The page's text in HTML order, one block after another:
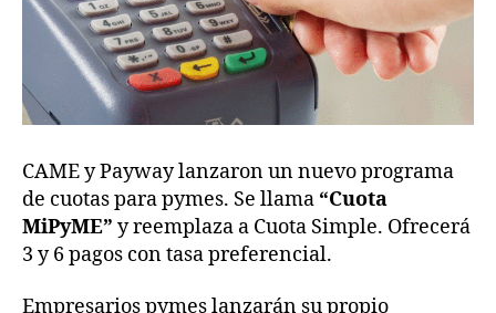
CAME y Payway lanzaron un nuevo programa
de cuotas para pymes. Se llama “Cuota
MiPyME” y reemplaza a Cuota Simple. Ofrecerá
3 y 6 pagos con tasa preferencial.
Empresarios pymes lanzarán su propio